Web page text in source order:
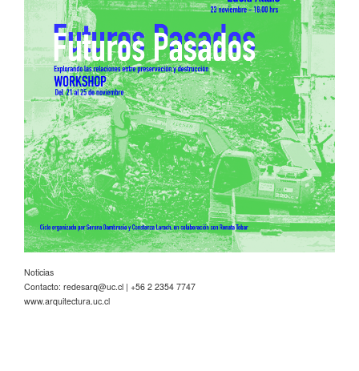
Noticias
Contacto: redesarq@uc.cl | +56 2 2354 7747
www.arquitectura.uc.cl